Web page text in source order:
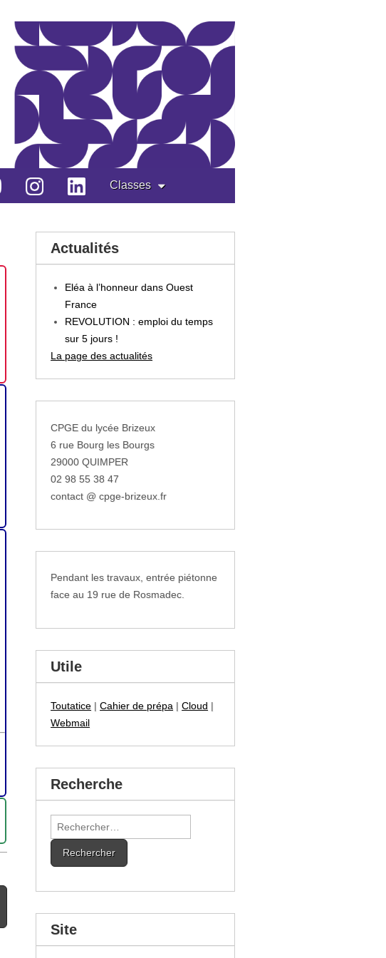
Classes
Actualités
Eléa à l’honneur dans Ouest
France
REVOLUTION : emploi du temps
sur 5 jours !
La page des actualités
CPGE du lycée Brizeux
6 rue Bourg les Bourgs
29000 QUIMPER
02 98 55 38 47
contact @ cpge-brizeux.fr
Pendant les travaux, entrée piétonne
face au 19 rue de Rosmadec.
Utile
Toutatice |Cahier de prépa |Cloud |
Webmail
Recherche
Rechercher :
Site